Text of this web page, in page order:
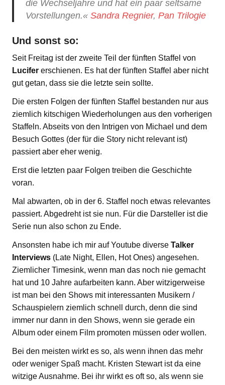
die Wechseljahre und hat ein paar seltsame
Vorstellungen.« Sandra Regnier, Pan Trilogie
Und sonst so:
Seit Freitag ist der zweite Teil der fünften Staffel von
Lucifer erschienen. Es hat der fünften Staffel aber nicht
gut getan, dass sie die letzte sein sollte.
Die ersten Folgen der fünften Staffel bestanden nur aus
ziemlich kitschigen Wiederholungen aus den vorherigen
Staffeln. Abseits von den Intrigen von Michael und dem
Besuch Gottes (der für die Story nicht relevant ist)
passiert aber eher wenig.
Erst die letzten paar Folgen treiben die Geschichte
voran.
Mal abwarten, ob in der 6. Staffel noch etwas relevantes
passiert. Abgedreht ist sie nun. Für die Darsteller ist die
Serie nun also schon zu Ende.
Ansonsten habe ich mir auf Youtube diverse Talker
Interviews (Late Night, Ellen, Hot Ones) angesehen.
Ziemlicher Timesink, wenn man das noch nie gemacht
hat und 10 Jahre aufarbeiten kann. Aber witzigerweise
ist man bei den Shows mit interessanten Musikern /
Schauspielern ziemlich schnell durch, denn die sind
immer nur dann in den Shows, wenn sie gerade ein
Album oder einem Film promoten müssen oder wollen.
Bei den meisten wirkt es so, als wenn ihnen das mehr
oder weniger Spaß macht. Kristen Stewart ist da eine
witzige Ausnahme. Bei ihr wirkt es oft so, als wenn sie